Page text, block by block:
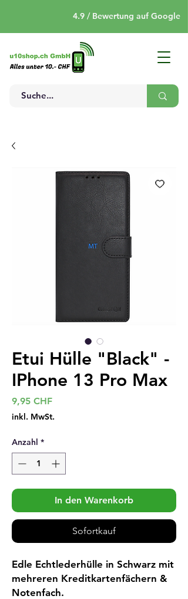
4.9 / Bewertung auf Google
Etui Hülle "Black" -
IPhone 13 Pro Max
9,95 CHFPreis
inkl. MwSt.
Anzahl *
In den Warenkorb
Sofortkauf
Edle Echtlederhülle in Schwarz mit
mehreren Kreditkartenfächern &
Notenfach.